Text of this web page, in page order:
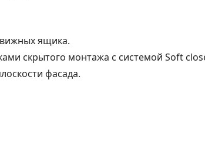
ящика.
скрытого монтажа с системой Soft
фасада.